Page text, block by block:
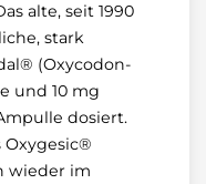
alte, seit 1990
stark
(Oxycodon-
und 10 mg
dosiert.
Oxygesic®
wieder im